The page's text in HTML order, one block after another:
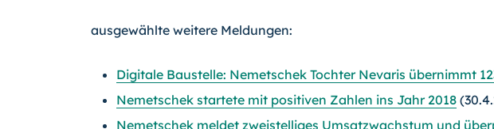
ausgewählte weitere Meldungen:
Digitale Baustelle: Nemetschek Tochter Nevaris übernimmt
Nemetschek startete mit positiven Zahlen ins Jahr 2018
Nemetschek meldet zweistelliges Umsatzwachstum und